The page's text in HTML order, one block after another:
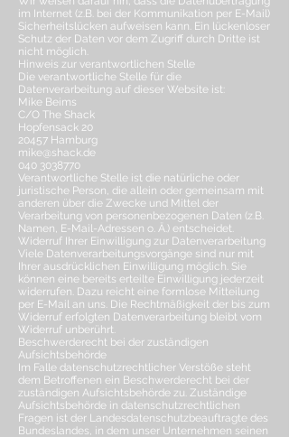
im Internet (z.B. bei der Kommunikation per E-Mail)
Sicherheitslücken aufweisen kann. Ein lückenloser
Schutz der Daten vor dem Zugriff durch Dritte ist
nicht möglich.
Hinweis zur verantwortlichen Stelle
Die verantwortliche Stelle für die
Datenverarbeitung auf dieser Website ist:
Mike Beims
C/O The Shack
Hopfensack 20
20457 Hamburg
mike@shack.de
040 3038770
Verantwortliche Stelle ist die natürliche oder
juristische Person, die allein oder gemeinsam mit
anderen über die Zwecke und Mittel der
Verarbeitung von personenbezogenen Daten (z.B.
Namen, E-Mail-Adressen o. Ä.) entscheidet.
Widerruf Ihrer Einwilligung zur Datenverarbeitung
Viele Datenverarbeitungsvorgänge sind nur mit
Ihrer ausdrücklichen Einwilligung möglich. Sie
können eine bereits erteilte Einwilligung jederzeit
widerrufen. Dazu reicht eine formlose Mitteilung
per E-Mail an uns. Die Rechtmäßigkeit der bis zum
Widerruf erfolgten Datenverarbeitung bleibt vom
Widerruf unberührt.
Beschwerderecht bei der zuständigen
Aufsichtsbehörde
Im Falle datenschutzrechtlicher Verstöße steht
dem Betroffenen ein Beschwerderecht bei der
zuständigen Aufsichtsbehörde zu. Zuständige
Aufsichtsbehörde in datenschutzrechtlichen
Fragen ist der Landesdatenschutzbeauftragte des
Bundeslandes, in dem unser Unternehmen seinen